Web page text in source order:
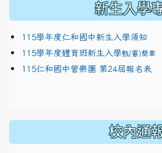
新生入學
115學年度仁和國中新生入學須知
115學年度體育班新生入學甄(審)簡章
115仁和國中管樂團 第24屆報名表
校內通